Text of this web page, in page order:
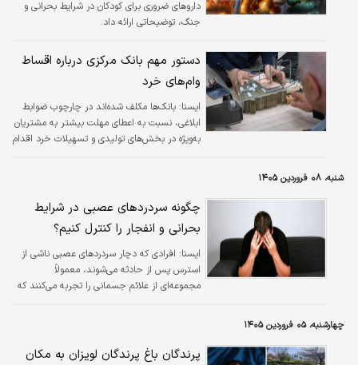
داروهای ضروری برای کودکان در شرایط بحرانی و
جنگ، توضیحاتی ارائه داد.
دستور مهم بانک مرکزی درباره اقساط
وام‌های خرد
ايسنا: بانک‌ها مکلف شده‌اند در چارچوب ضوابط
ابلاغی، نسبت به اعطای مهلت بیشتر به مشتریان
به‌ویژه در بخش‌های تولیدی و تسهیلات خرد اقدام
شنبه، ۰۸ فروردین ۱۴۰۵
چگونه سردردهای عصبی در شرایط
بحرانی و انفجار را کنترل کنیم؟
ايسنا: افرادی که دچار سردردهای عصبی ناشی از
استرس پس از حادثه می‌شوند، معمولاً
مجموعه‌ای از علائم جسمانی را تجربه می‌کنند که
چهارشنبه، ۰۵ فروردین ۱۴۰۵
پرندگان باغ پرندگان لویزان به مکان